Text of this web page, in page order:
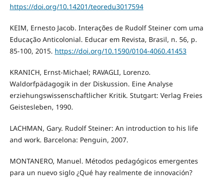
https://doi.org/10.14201/teoredu3017594
KEIM, Ernesto Jacob. Interações de Rudolf Steiner com uma
Educação Anticolonial. Educar em Revista, Brasil, n. 56, p.
85-100, 2015. https://doi.org/10.1590/0104-4060.41453
KRANICH, Ernst-Michael; RAVAGLI, Lorenzo.
Waldorfpädagogik in der Diskussion. Eine Analyse
erziehungswissenschaftlicher Kritik. Stutgart: Verlag Freies
Geistesleben, 1990.
LACHMAN, Gary. Rudolf Steiner: An introduction to his life
and work. Barcelona: Penguin, 2007.
MONTANERO, Manuel. Métodos pedagógicos emergentes
para un nuevo siglo ¿Qué hay realmente de innovación?